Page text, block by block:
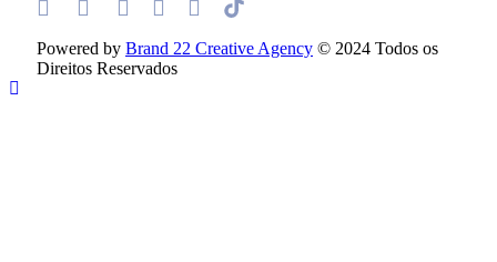
Powered by Brand 22 Creative Agency © 2024 Todos os
Direitos Reservados